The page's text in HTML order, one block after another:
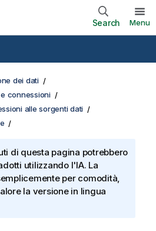
Search Menu
dei dati
connessioni
alle sorgenti dati
di questa pagina potrebbero
utilizzando l'IA. La
per comodità,
la versione in lingua